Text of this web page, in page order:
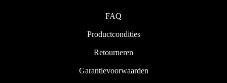
FAQ
Productcondities
Retourneren
Garantievoorwaarden